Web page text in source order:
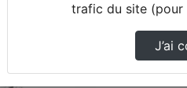
trafic du site (pour
J’ai